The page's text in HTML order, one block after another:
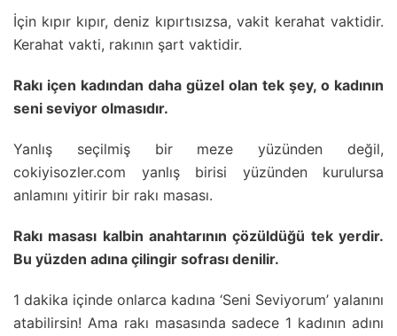
İçin kıpır kıpır, deniz kıpırtısızsa, vakit kerahat vaktidir.
Kerahat vakti, rakının şart vaktidir.
Rakı içen kadından daha güzel olan tek şey, o kadının
seni seviyor olmasıdır.
Yanlış seçilmiş bir meze yüzünden değil,
cokiyisozler.com yanlış birisi yüzünden kurulursa
anlamını yitirir bir rakı masası.
Rakı masası kalbin anahtarının çözüldüğü tek yerdir.
Bu yüzden adına çilingir sofrası denilir.
1 dakika içinde onlarca kadına ‘Seni Seviyorum’ yalanını
atabilirsin! Ama rakı masasında sadece 1 kadının adını